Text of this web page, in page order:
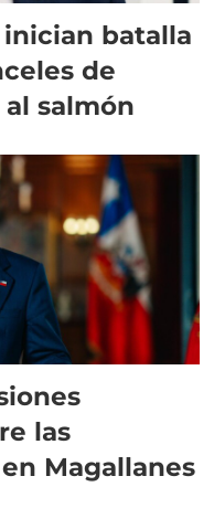
batalla
de
salmón
las
Magallanes